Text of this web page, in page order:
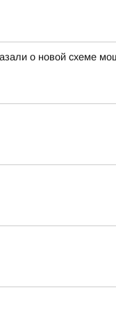
о новой схеме